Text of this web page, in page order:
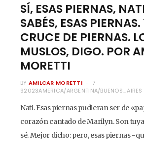
SÍ, ESAS PIERNAS,
SABÉS, ESAS PIERNAS.
CRUCE DE PIERNAS.
MUSLOS, DIGO. POR
MORETTI
BY AMILCAR MORETTI
7
92023AMERICA/ARGENTINA/BUENOS_AIRES
Nati. Esas piernas pudieran ser de
corazón cantado de Marilyn. Son
sé. Mejor dicho: pero, esas piernas -